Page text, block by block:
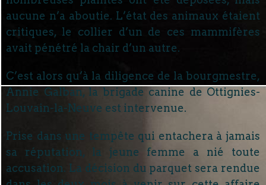
aucune n’a aboutie. L’état des animaux étaient
critiques, le collier d’un de ces mammifères
avait pénétré la chair d’un autre.
C’est alors qu’à la diligence de la bourgmestre,
Annie Galban, la brigade canine de Ottignies-
Louvain-la-Neuve est intervenue.
Prise dans une tempête qui entachera à jamais
sa réputation, la jeune femme a nié toute
accusation. La décision du parquet sera rendue